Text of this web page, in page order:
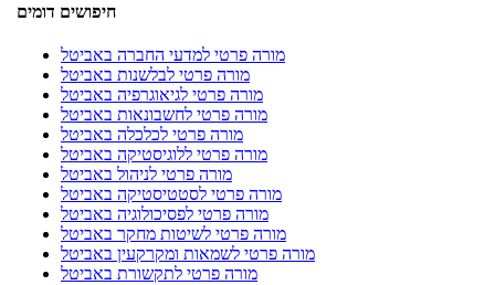
חיפושים דומים
מורה פרטי למדעי החברה באביטל
מורה פרטי לבלשנות באביטל
מורה פרטי לגיאוגרפיה באביטל
מורה פרטי לחשבונאות באביטל
מורה פרטי לכלכלה באביטל
מורה פרטי ללוגיסטיקה באביטל
מורה פרטי לניהול באביטל
מורה פרטי לסטטיסטיקה באביטל
מורה פרטי לפסיכולוגיה באביטל
מורה פרטי לשיטות מחקר באביטל
מורה פרטי לשמאות ומקרקעין באביטל
מורה פרטי לתקשורת באביטל